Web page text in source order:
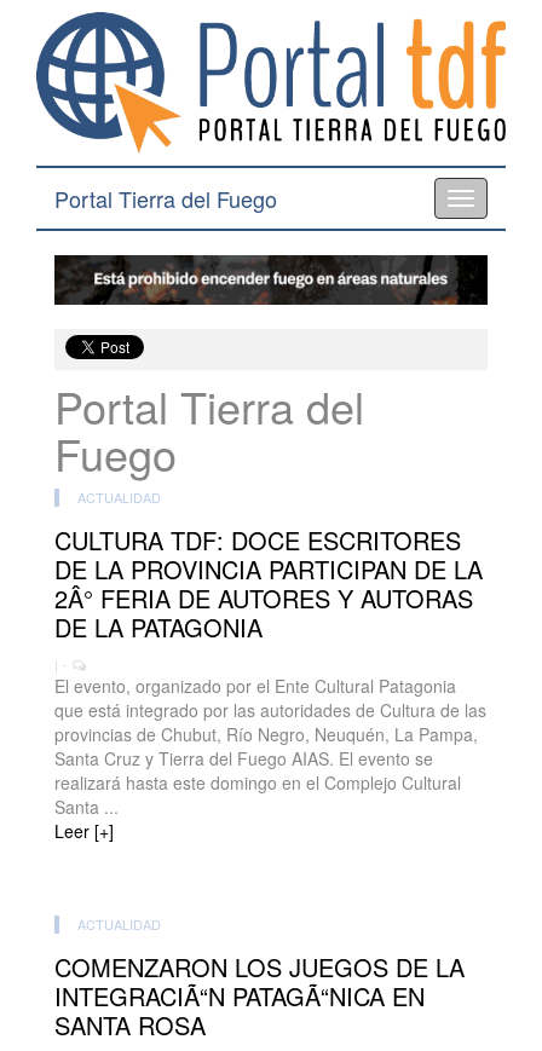
Toggle
navigation
Portal Tierra del Fuego
Portal Tierra del
Fuego
ACTUALIDAD
CULTURA TDF: DOCE ESCRITORES
DE LA PROVINCIA PARTICIPAN DE LA
2Â° FERIA DE AUTORES Y AUTORAS
DE LA PATAGONIA
| -
El evento, organizado por el Ente Cultural Patagonia
que está integrado por las autoridades de Cultura de las
provincias de Chubut, Río Negro, Neuquén, La Pampa,
Santa Cruz y Tierra del Fuego AIAS. El evento se
realizará hasta este domingo en el Complejo Cultural
Santa ...
Leer [+]
ACTUALIDAD
COMENZARON LOS JUEGOS DE LA
INTEGRACIÃ“N PATAGÃ“NICA EN
SANTA ROSA